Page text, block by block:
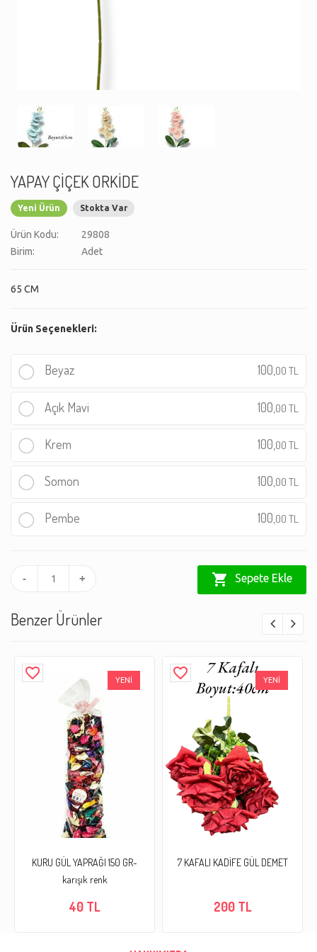
YAPAY ÇİÇEK ORKİDE
Yeni Ürün Stokta Var
Ürün Kodu:
29808
Birim:
Adet
65 CM
Ürün Seçenekleri:
Beyaz 100, 00 TL
Açık Mavi 100, 00 TL
Krem 100, 00 TL
Somon 100, 00 TL
Pembe 100, 00 TL
- + shopping_cart Sepete Ekle
Benzer Ürünler
favorite_border YENİ
KURU GÜL YAPRAĞI 150 GR-
karışık renk
40 TL
favorite_border YENİ
7 KAFALI KADİFE GÜL DEMET
200 TL